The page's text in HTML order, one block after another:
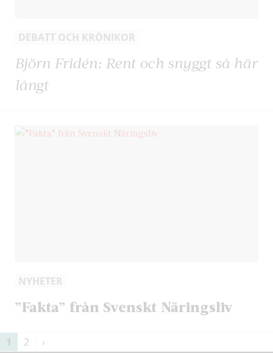
DEBATT OCH KRÖNIKOR
Björn Fridén: Rent och snyggt så här
långt
NYHETER
”Fakta” från Svenskt Näringsliv
Sidnumrering
1 2 ›